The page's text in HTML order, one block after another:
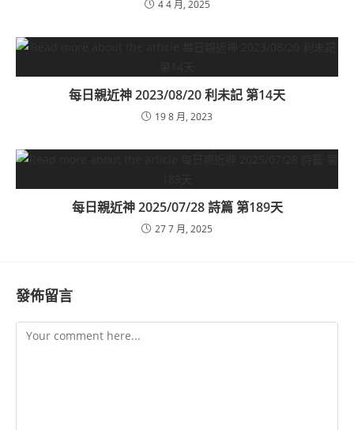
4 4 月, 2025
每日親近神 2023/08/20 利未記 第14天
19 8 月, 2023
每日親近神 2025/07/28 詩篇 第189天
27 7 月, 2025
發佈留言